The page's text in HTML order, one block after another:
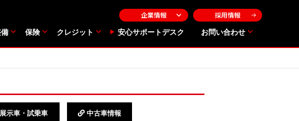
企業情報 採用情報
保険 クレジット 安心サポートデスク お問い合わせ
示車・試乗車 中古車情報